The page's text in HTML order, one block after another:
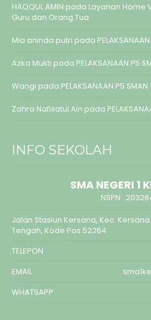
HAQQUL AMIN pada Layanan Home
Guru dan Orang Tua
Mia aninda putri pada
Azka Mukti pada PELAKSANAAN P5
Wangi pada PELAKSANAAN P5 SMAN
Zahra Nafisatul Ain pada
INFO SEKOLAH
SMA NEGERI 1
NSPN :
Jalan Stasiun Kersana, Kec.
Tengah, Kode Pos 52264
TELEPON
EMAIL
WHATSAPP